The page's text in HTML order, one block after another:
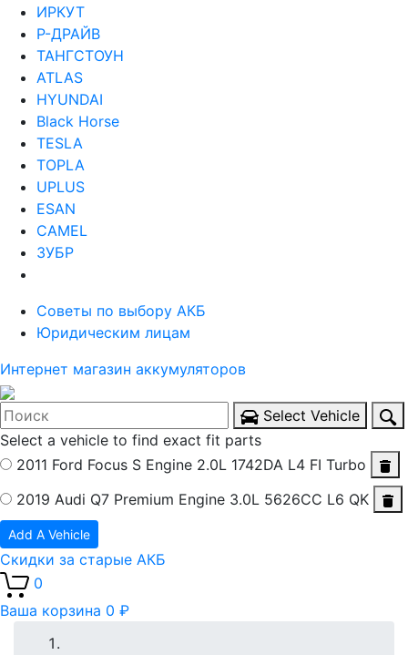
ИРКУТ
Р-ДРАЙВ
ТАНГСТОУН
ATLAS
HYUNDAI
Black Horse
TESLA
TOPLA
UPLUS
ESAN
CAMEL
ЗУБР
Советы по выбору АКБ
Юридическим лицам
Интернет магазин аккумуляторов
Select Vehicle
Select a vehicle to find exact fit parts
2011 Ford Focus S Engine 2.0L 1742DA L4 FI Turbo
2019 Audi Q7 Premium Engine 3.0L 5626CC L6 QK
Add A Vehicle
Скидки за старые АКБ
0
Ваша корзина 0 ₽